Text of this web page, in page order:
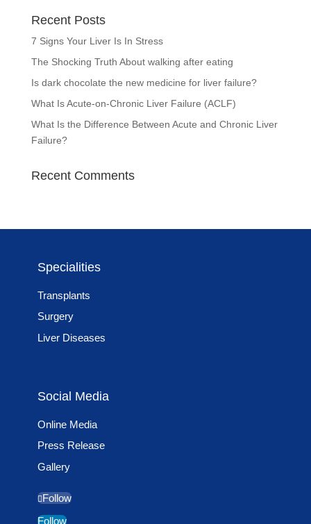
Recent Posts
7 Signs Your Liver Is In Stress
The Shocking Truth About walking after eating
Is dark chocolate the new medicine for liver failure?
What Is Acute-on-Chronic Liver Failure (ACLF)
What Is the Difference Between Acute and Chronic Liver
Failure?
Recent Comments
Specialities
Transplants
Surgery
Liver Diseases
Social Media
Online Media
Press Release
Gallery
Follow
Follow